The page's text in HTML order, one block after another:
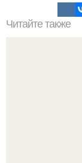
Читайте также